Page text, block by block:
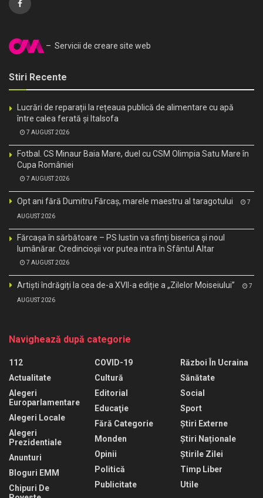
– Servicii de creare site web
Stiri Recente
Lucrări de reparații la rețeaua publică de alimentare cu apă
între calea ferată și Italsofa
7 AUGUST 2026
Fotbal. CS Minaur Baia Mare, duel cu CSM Olimpia Satu Mare în
Cupa României
7 AUGUST 2026
Opt ani fără Dumitru Fărcaș, marele maestru al taragotului 7
AUGUST 2026
Fărcașa în sărbătoare – PS Iustin va sfinți biserica și noul
lumânărar. Credincioșii vor putea intra în Sfântul Altar
7 AUGUST 2026
Artiști îndrăgiți la cea de-a XVII-a ediție a „Zilelor Moiseiului” 7
AUGUST 2026
Navighează după categorie
112
Actualitate
Alegeri
Europarlamentare
Alegeri Locale
Alegeri
Prezidentiale
Anunturi
Bloguri EMM
Chipuri De
COVID-19
Cultură
Editorial
Educaţie
Fără Categorie
Monden
Opinii
Politică
Publicitate
Război În Ucraina
Sănătate
Social
Sport
Știri Externe
Știri Naționale
Știrile Zilei
Timp Liber
Utile